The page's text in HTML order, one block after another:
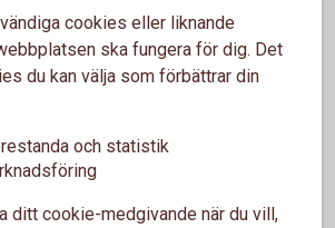
fonder och andra placeringar
cookies eller liknande
ska fungera för dig. Det
du kan välja som förbättrar din
och statistik
ditt cookie-medgivande när du vill,